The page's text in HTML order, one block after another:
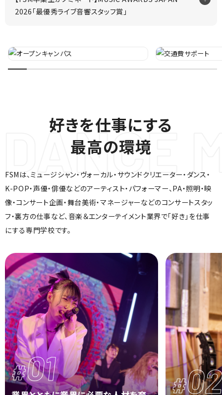
2026「最優秀ライブ音響スタッフ賞」
好きを仕事にする
最高の環境
FSMは、ミュージシャン・ヴォーカル・サウンドクリエーター・ダンス・
K-POP・声優・俳優などのアーティスト・パフォーマー、PA・照明・映
像・コンサート企画・舞台美術・マネージャーなどのコンサートスタッ
フ・裏方の仕事など、 音楽＆エンターテイメント業界で「好き」を仕事
にする専門学校です。
#01 #